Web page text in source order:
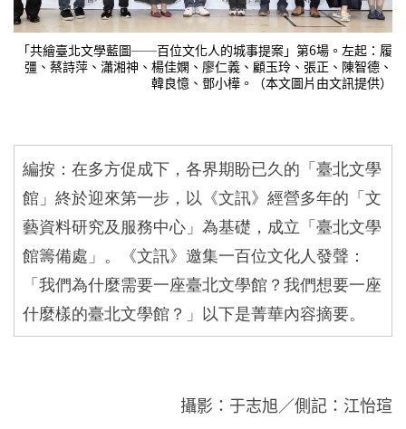
「共繪臺北文學藍圖──百位文化人的城事提案」第6場。左起：履
彊、蔡詩萍、瀟湘神、楊佳嫻、廖仁義、顧玉玲、張正、陳智德、
韓良憶、鄧小樺。（本文圖片由文訊提供）
編按：在多方促成下，各界期盼已久的「臺北文學
館」終於迎來第一步，以《文訊》經營多年的「文
藝資料研究及服務中心」為基礎，成立「臺北文學
館籌備處」。《文訊》邀集一百位文化人發聲：
「我們為什麼需要一座臺北文學館？我們想要一座
什麼樣的臺北文學館？」以下是菁華內容摘要。
攝影：于志旭／側記：江怡瑄